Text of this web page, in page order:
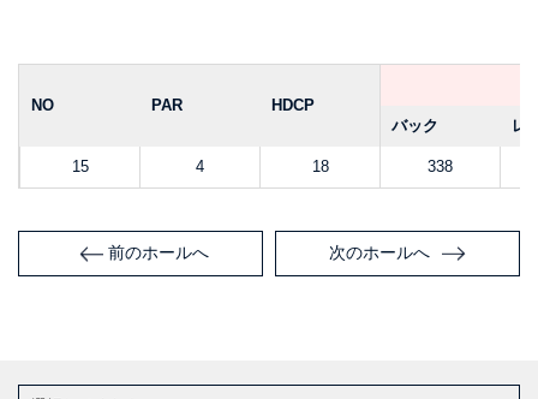
NO PAR
HDCP
バック
レ
15 4 18 338
前のホールへ 次のホールへ